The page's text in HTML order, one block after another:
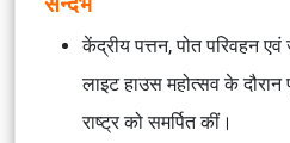
केंद्रीय पत्तन, पोत परिवहन एवं
लाइट हाउस महोत्सव के दौरान
राष्ट्र को समर्पित कीं।